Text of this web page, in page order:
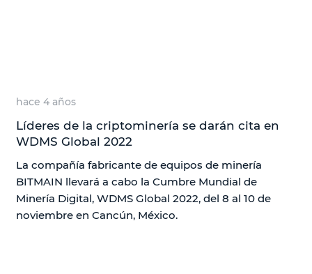
hace 4 años
Líderes de la criptominería se darán cita en
WDMS Global 2022
La compañía fabricante de equipos de minería
BITMAIN llevará a cabo la Cumbre Mundial de
Minería Digital, WDMS Global 2022, del 8 al 10 de
noviembre en Cancún, México.